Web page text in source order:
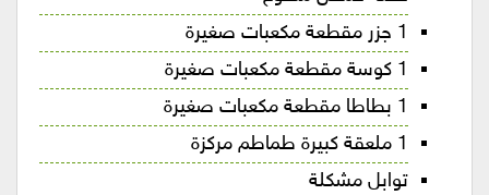
1 جزر مقطعة مكعبات صغيرة
1 كوسة مقطعة مكعبات صغيرة
1 بطاطا مقطعة مكعبات صغيرة
1 ملعقة كبيرة طماطم مركزة
توابل مشكلة